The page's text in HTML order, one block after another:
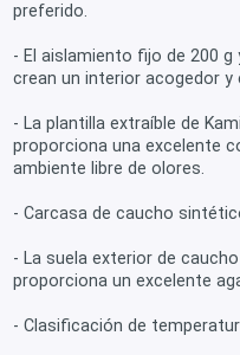
preferido.
- El aislamiento fijo de 200
crean un interior acogedor
- La plantilla extraíble de
proporciona una excelente
ambiente libre de olores.
- Carcasa de caucho
- La suela exterior de
proporciona un excelente
- Clasificación de